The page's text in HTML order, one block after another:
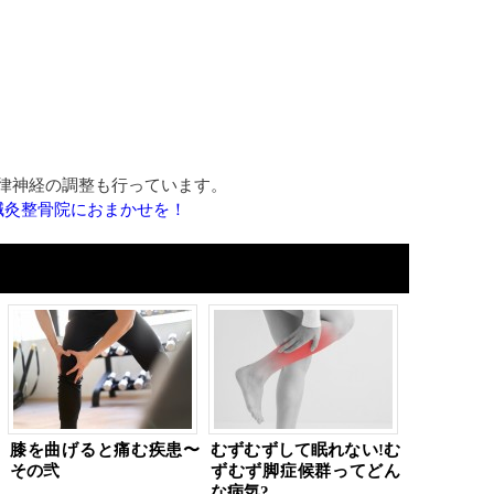
経の調整も行っています。
整骨院におまかせを！
膝を曲げると痛む疾患〜
その弐
むずむずして眠れない!む
ずむず脚症候群ってどん